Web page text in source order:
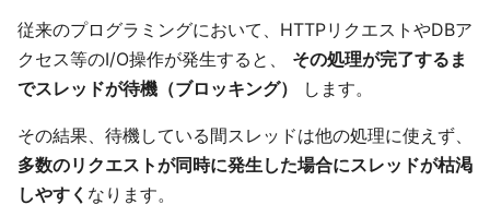
従来のプログラミングにおいて、HTTPリクエストやDBア
クセス等のI/O操作が発生すると、 その処理が完了するま
でスレッドが待機（ブロッキング）
します。
その結果、待機している間スレッドは他の処理に使えず、
多数のリクエストが同時に発生した場合にスレッドが枯渇
しやすく なります。